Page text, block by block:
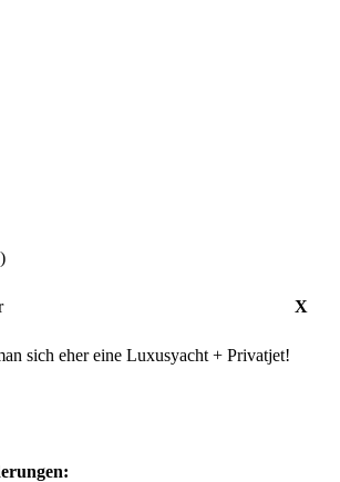
X
sich eher eine Luxusyacht + Privatjet!